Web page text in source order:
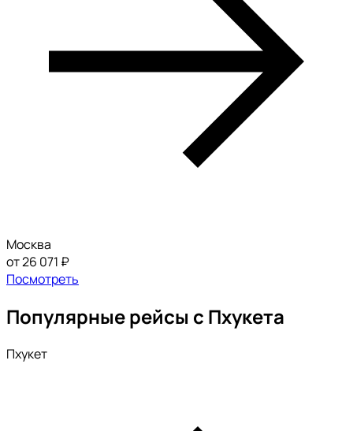
Москва
от 26 071 ₽
Посмотреть
Популярные рейсы с Пхукета
Пхукет